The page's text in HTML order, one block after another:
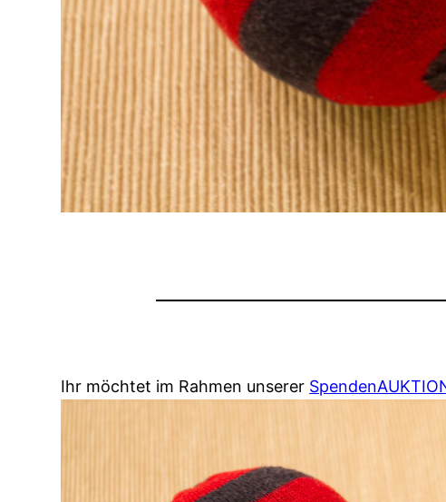
Ihr möchtet im Rahmen unserer